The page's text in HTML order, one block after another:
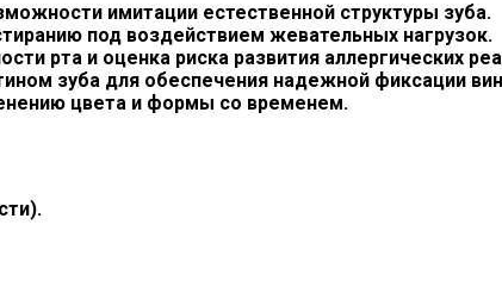
имитации естественной структуры зуба.
под воздействием жевательных нагрузок.
рта и оценка риска развития аллергических
зуба для обеспечения надежной фиксации
цвета и формы со временем.